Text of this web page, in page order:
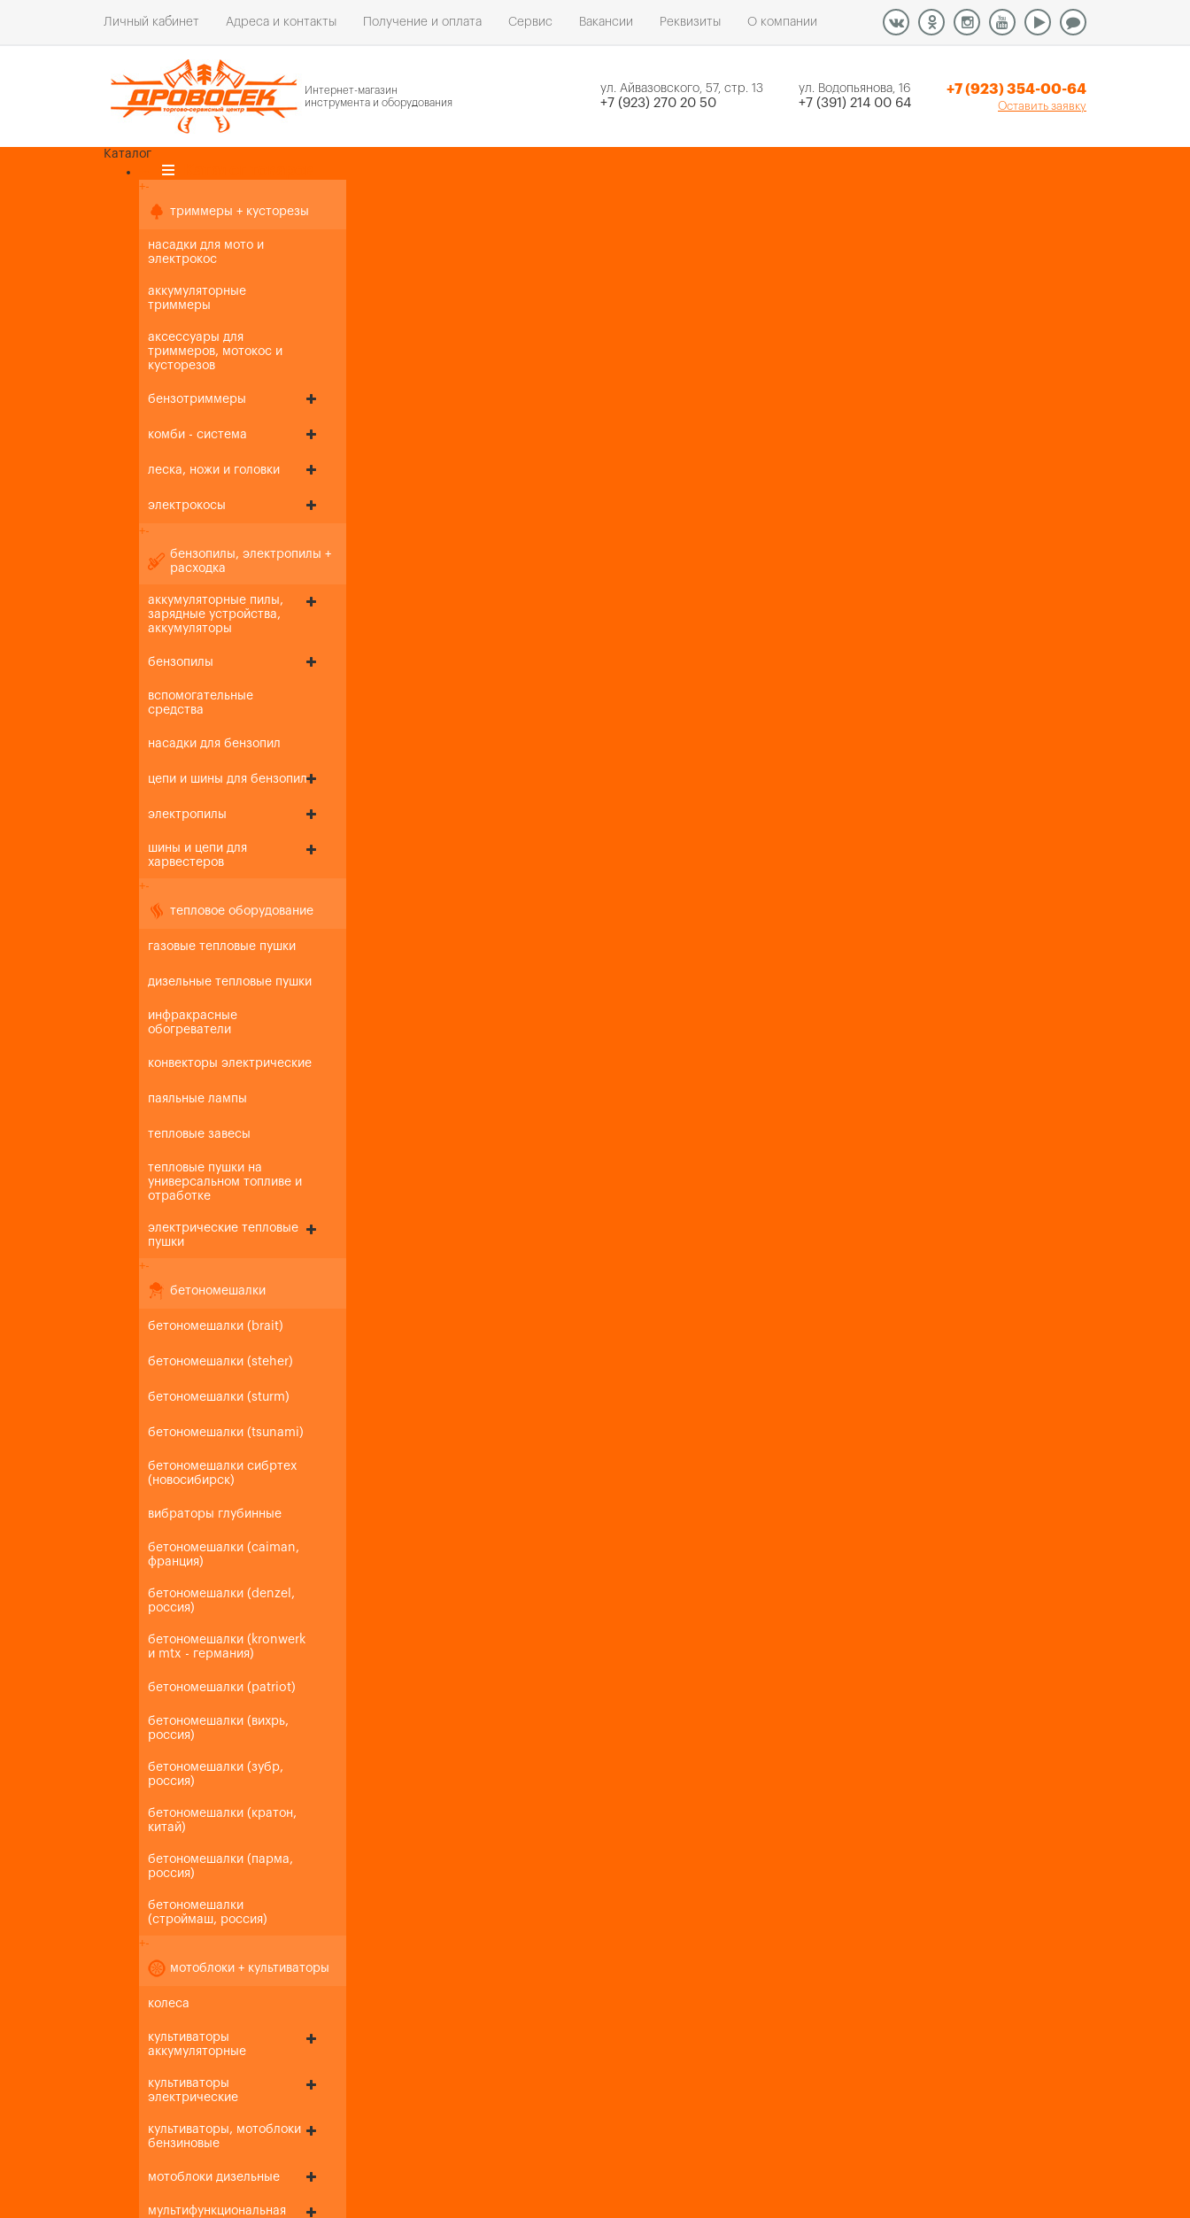
Личный кабинет Адреса и контакты Получение и оплата Сервис Вакансии Реквизиты О компании
Интернет-магазин
инструмента и оборудования
ул. Айвазовского, 57, стр. 13
+7 (923) 270 20 50
ул. Водопьянова, 16
+7 (391) 214 00 64
+7 (923) 354-00-64
Оставить заявку
Каталог
+-
триммеры + кусторезы
насадки для мото и
электрокос
аккумуляторные
триммеры
аксессуары для
триммеров, мотокос и
кусторезов
бензотриммеры
комби - система
леска, ножи и головки
электрокосы
+-
бензопилы, электропилы +
расходка
аккумуляторные пилы,
зарядные устройства,
аккумуляторы
бензопилы
вспомогательные
средства
насадки для бензопил
цепи и шины для бензопил
электропилы
шины и цепи для
харвестеров
+-
тепловое оборудование
газовые тепловые пушки
дизельные тепловые пушки
инфракрасные
обогреватели
конвекторы электрические
паяльные лампы
тепловые завесы
тепловые пушки на
универсальном топливе и
отработке
электрические тепловые
пушки
+-
бетономешалки
бетономешалки (brait)
бетономешалки (steher)
бетономешалки (sturm)
бетономешалки (tsunami)
бетономешалки сибртех
(новосибирск)
вибраторы глубинные
бетономешалки (caiman,
франция)
бетономешалки (denzel,
россия)
бетономешалки (kronwerk
и mtx - германия)
бетономешалки (patriot)
бетономешалки (вихрь,
россия)
бетономешалки (зубр,
россия)
бетономешалки (кратон,
китай)
бетономешалки (парма,
россия)
бетономешалки
(строймаш, россия)
+-
мотоблоки + культиваторы
колеса
культиваторы
аккумуляторные
культиваторы
электрические
культиваторы, мотоблоки
бензиновые
мотоблоки дизельные
мультифункциональная